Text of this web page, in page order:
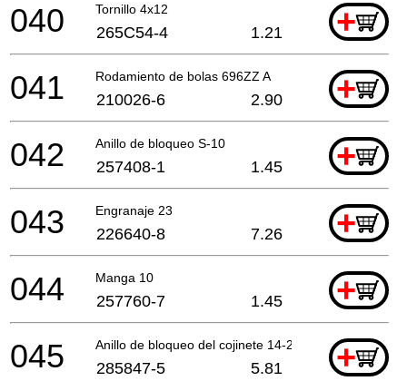
Tornillo 4x12 +
040 265C54-4 1.21
Rodamiento de bolas 696ZZ A +
041 210026-6 2.90
Anillo de bloqueo S-10 +
042 257408-1 1.45
Engranaje 23 +
043 226640-8 7.26
Manga 10 +
044 257760-7 1.45
Anillo de bloqueo del cojinete 14-23 +
045 285847-5 5.81